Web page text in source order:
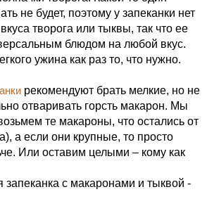
не будет, поэтому у запеканки нет
творога или тыквы, так что ее
блюдом на любой вкус.
ужина как раз то, что нужно.
рекомендуют брать мелкие, но не
отваривать горсть макарон. Мы
те макароны, что остались от
а если они крупные, то просто
Или оставим целыми – кому как
с макаронами и тыквой -